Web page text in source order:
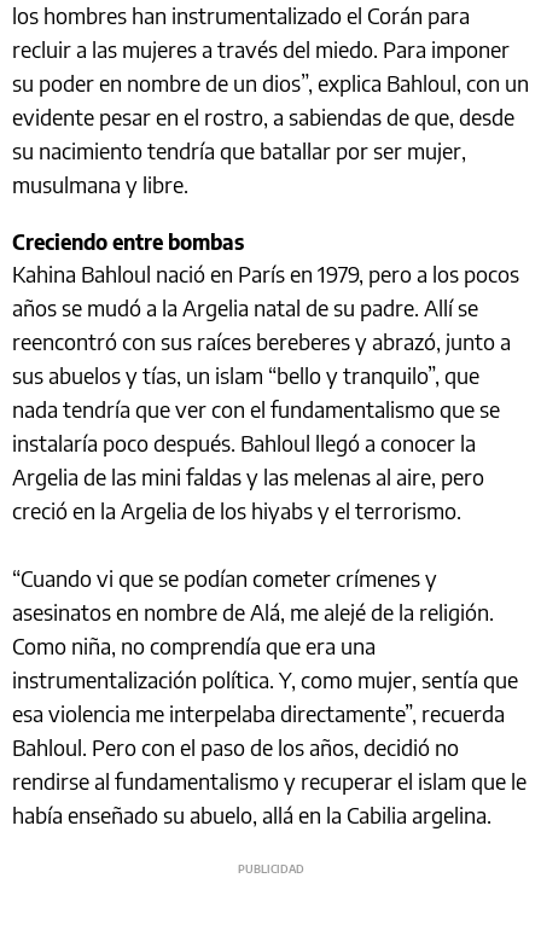
los hombres han instrumentalizado el Corán para
recluir a las mujeres a través del miedo. Para imponer
su poder en nombre de un dios”, explica Bahloul, con un
evidente pesar en el rostro, a sabiendas de que, desde
su nacimiento tendría que batallar por ser mujer,
musulmana y libre.
Creciendo entre bombas
Kahina Bahloul nació en París en 1979, pero a los pocos
años se mudó a la Argelia natal de su padre. Allí se
reencontró con sus raíces bereberes y abrazó, junto a
sus abuelos y tías, un islam “bello y tranquilo”, que
nada tendría que ver con el fundamentalismo que se
instalaría poco después. Bahloul llegó a conocer la
Argelia de las mini faldas y las melenas al aire, pero
creció en la Argelia de los hiyabs y el terrorismo.
“Cuando vi que se podían cometer crímenes y
asesinatos en nombre de Alá, me alejé de la religión.
Como niña, no comprendía que era una
instrumentalización política. Y, como mujer, sentía que
esa violencia me interpelaba directamente”, recuerda
Bahloul. Pero con el paso de los años, decidió no
rendirse al fundamentalismo y recuperar el islam que le
había enseñado su abuelo, allá en la Cabilia argelina.